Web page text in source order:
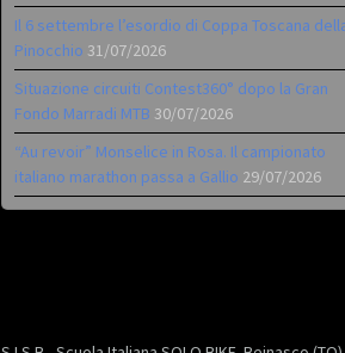
Il 6 settembre l’esordio di Coppa Toscana
Pinocchio 31/07/2026
Situazione circuiti Contest360° dopo la Gran
Fondo Marradi MTB 30/07/2026
“Au revoir” Monselice in Rosa. Il campionato
italiano marathon passa a Gallio 29/07/2026